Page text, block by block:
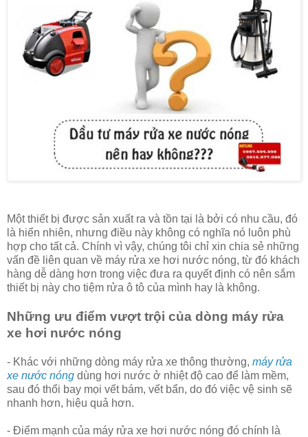
Một thiết bị được sản xuất ra và tồn tại là bởi có nhu cầu, đó
là hiển nhiên, nhưng điều này không có nghĩa nó luôn phù
hợp cho tất cả. Chính vì vậy, chúng tôi chỉ xin chia sẻ những
vấn đề liên quan về máy rửa xe hơi nước nóng, từ đó khách
hàng dễ dàng hơn trong việc đưa ra quyết định có nên sắm
thiết bị này cho tiệm rửa ô tô của mình hay là không.
Những ưu điểm vượt trội của dòng máy rửa
xe hơi nước nóng
- Khác với những dòng máy rửa xe thông thường, máy rửa
xe nước nóng dùng hơi nước ở nhiệt độ cao để làm mềm,
sau đó thổi bay mọi vết bám, vết bẩn, do đó việc vệ sinh sẽ
nhanh hơn, hiệu quả hơn.
- Điểm mạnh của máy rửa xe hơi nước nóng đó chính là